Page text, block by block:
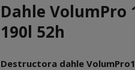
Dahle VolumPro
190l 52h
Destructora dahle